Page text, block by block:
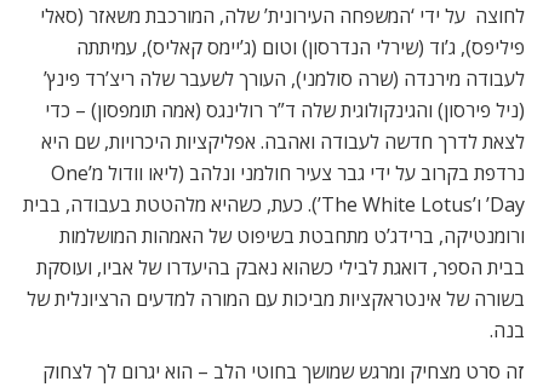
לחוצה על ידי ‘המשפחה העירונית’ שלה, המורכבת משאזר (סאלי
פיליפס), ג’וד (שירלי הנדרסון) וטום (ג’יימס קאליס), עמיתתה
לעבודה מירנדה (שרה סולמני), העורך לשעבר שלה ריצ’רד פינץ’
(ניל פירסון) והגינקולוגית שלה ד”ר רולינגס (אמה תומפסון) – כדי
לצאת לדרך חדשה לעבודה ואהבה. אפליקציות היכרויות, שם היא
נרדפת בקרוב על ידי גבר צעיר חולמני ונלהב (ליאו וודול מ’One
Day’ ו’The White Lotus’). כעת, כשהיא מלהטטת בעבודה, בבית
ורומנטיקה, ברידג’ט מתחבטת בשיפוט של האמהות המושלמות
בבית הספר, דואגת לבילי כשהוא נאבק בהיעדרו של אביו, ועוסקת
בשורה של אינטראקציות מביכות עם המורה למדעים הרציונלית של
בנה.
זה סרט מצחיק ומרגש שמושך בחוטי הלב – הוא יגרום לך לצחוק